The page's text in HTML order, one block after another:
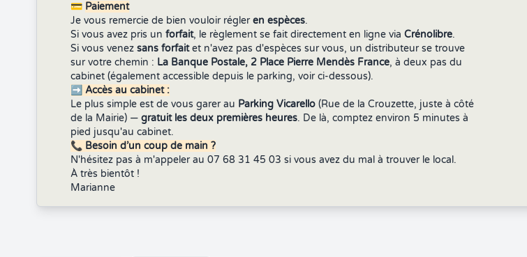
💳 Paiement
Je vous remercie de bien vouloir régleren espèces.
Si vous avez pris un forfait, le règlement se fait directement en ligne via Crénolibre.
Si vous venez sans forfaitet n'avez pas d'espèces sur vous, un distributeur se trouve
sur votre chemin : La Banque Postale, 2 Place Pierre Mendès France, à deux pas du
cabinet (également accessible depuis le parking, voir ci-dessous).
➡️ Accès au cabinet :
Le plus simple est de vous garer au Parking Vicarello (Rue de la Crouzette, juste à côté
de la Mairie) — gratuit les deux premières heures. De là, comptez environ 5 minutes à
pied jusqu'au cabinet.
📞 Besoin d’un coup de main ?
N'hésitez pas à m'appeler au 07 68 31 45 03 si vous avez du mal à trouver le local.
À très bientôt !
Marianne